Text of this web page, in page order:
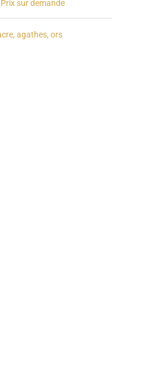
Prix sur demande
agathes, ors